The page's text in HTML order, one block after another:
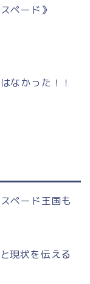
ペード》
なかった！！
ペード王国も
現状を伝える